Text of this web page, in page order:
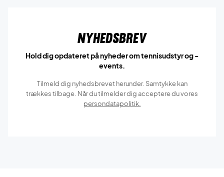
Nyhedsbrev
Hold dig opdateret på nyheder om tennisudstyr og -
events.
Tilmeld dig nyhedsbrevet herunder. Samtykke kan
trækkes tilbage. Når du tilmelder dig acceptere du vores
persondatapolitik.